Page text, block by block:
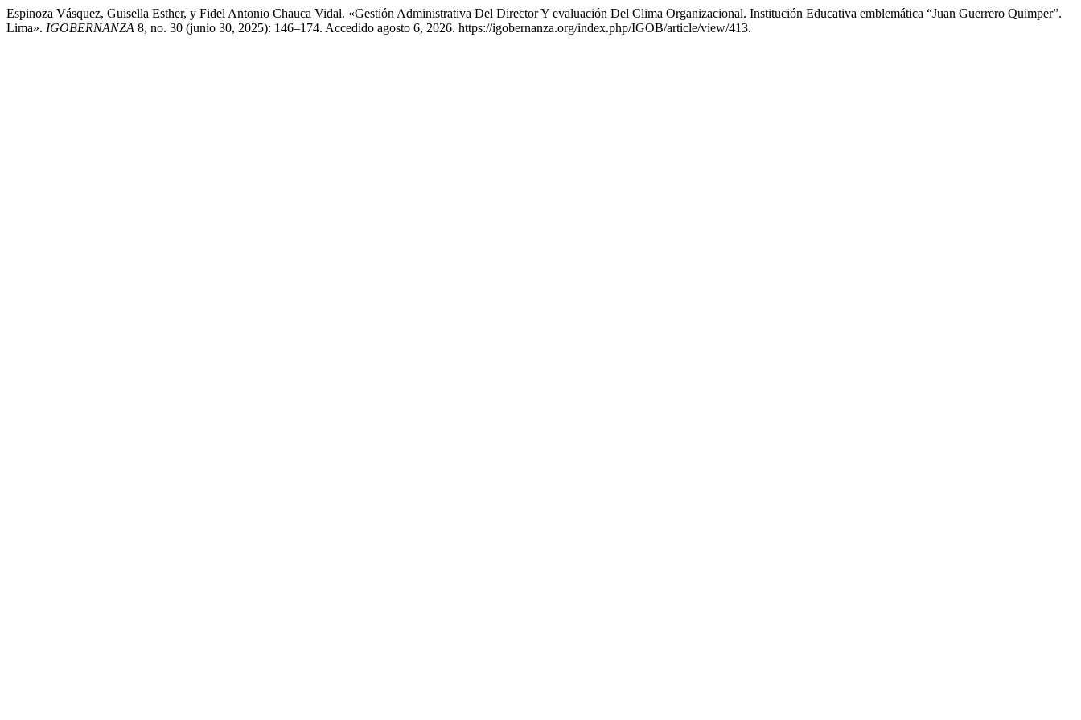
Espinoza Vásquez, Guisella Esther, y Fidel Antonio Chauca Vidal. «Gestión Administrativa Del Director Y evaluación Del Clima Organizacional. Institución Educativa emblemática “Juan Guerrero Quimper”.
Lima». IGOBERNANZA 8, no. 30 (junio 30, 2025): 146–174. Accedido agosto 6, 2026. https://igobernanza.org/index.php/IGOB/article/view/413.